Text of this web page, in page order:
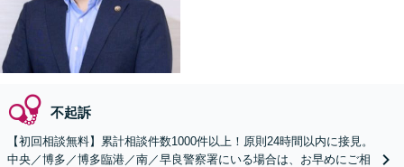
不起訴
【初回相談無料】累計相談件数1000件以上！原則24時間以内に接見。
中央／博多／博多臨港／南／早良警察署にいる場合は、お早めにご相